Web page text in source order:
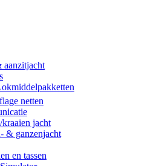
aanzitjacht
netten
jacht
& ganzenjacht
en tassen